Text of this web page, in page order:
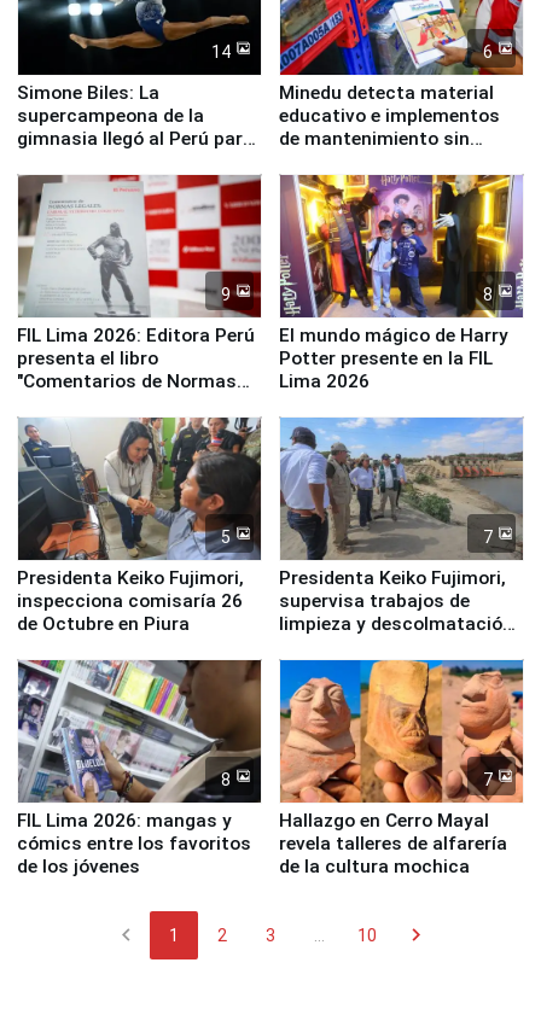
14
Simone Biles: La
supercampeona de la
gimnasia llegó al Perú para
Panamericanos Lima 2027
6
Minedu detecta material
educativo e implementos
de mantenimiento sin
la UGEL 2
9
FIL Lima 2026: Editora Perú
presenta el libro
"Comentarios de Normas
Derecho Colectivo"
8
El mundo mágico de Harry
Potter presente en la FIL
Lima 2026
5
Presidenta Keiko Fujimori,
inspecciona comisaría 26
de Octubre en Piura
7
Presidenta Keiko Fujimori,
supervisa trabajos de
limpieza y descolmatación
8
FIL Lima 2026: mangas y
cómics entre los favoritos
de los jóvenes
7
Hallazgo en Cerro Mayal
revela talleres de alfarería
de la cultura mochica
chevron_left 1 2 3 10 chevron_right